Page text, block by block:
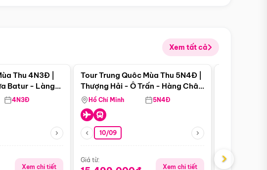
Xem tất cả
Thu 4N3Đ |
Batur - Làng
4N3Đ
Xem chi tiết
Điểm nổi bật
Tour Trung Quôc Mùa Thu 5N4Đ |
Thượng Hải - Ô Trấn - Hàng Châu
(Tour Không Shopping)
Hồ Chí Minh 5N4Đ
10/09
Giá từ:
Xem chi tiết
Giá từ:
›